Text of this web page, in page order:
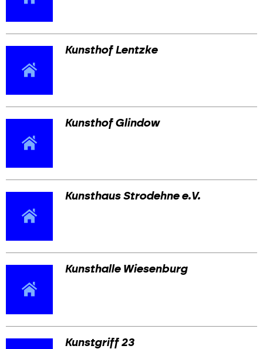
Werbemarkt
Kunsthof Lentzke
Kunsthof Glindow
Kunsthaus Strodehne e.V.
Kunsthalle Wiesenburg
Kunstgriff 23